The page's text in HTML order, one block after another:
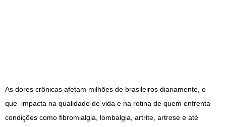
As dores crônicas afetam milhões de brasileiros diariamente, o
que impacta na qualidade de vida e na rotina de quem enfrenta
condições como fibromialgia, lombalgia, artrite, artrose e até